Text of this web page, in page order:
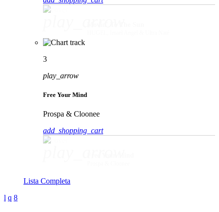
3
play_arrow
Free Your Mind
Prospa & Cloonee
add_shopping_cart
Lista Completa